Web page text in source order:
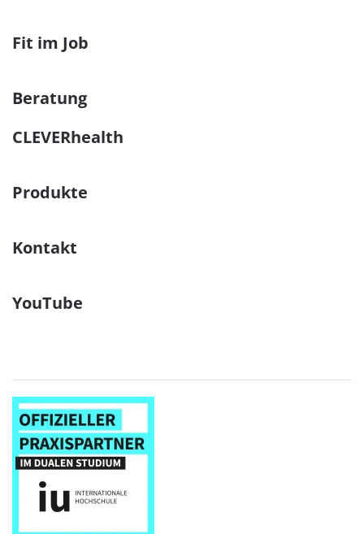
Fit im Job
Beratung
CLEVERhealth
Produkte
Kontakt
YouTube